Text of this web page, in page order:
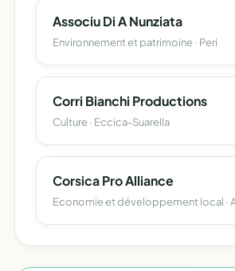
Associu Di A Nunziata
Environnement et patrimoine · Peri
Corri Bianchi Productions
Culture · Eccica-Suarella
Corsica Pro Alliance
Economie et développement local ·